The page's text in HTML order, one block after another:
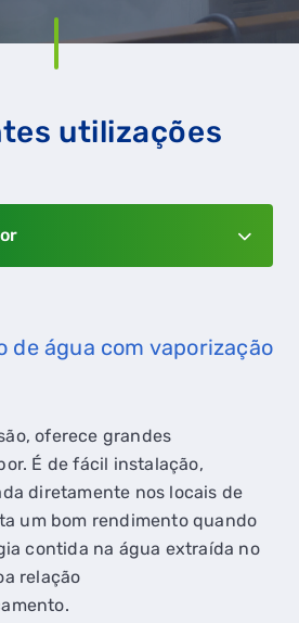
utilizações
de água com vaporização
oferece grandes
É de fácil instalação,
diretamente nos locais de
um bom rendimento quando
contida na água extraída no
relação